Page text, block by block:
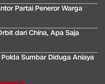
Partai Peneror Warga
dari China, Apa Saja
Sumbar Diduga Aniaya